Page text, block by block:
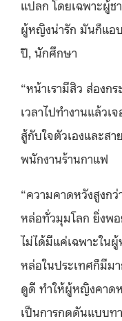
แปลก โดยเฉพาะผู้
ผู้หญิงน่ารัก มันก็แอ
ปี, นักศึกษา
“หน้าเรามีสิว ส่องก
เวลาไปทำงานแล้ว
สู้กับใจตัวเองและส
พนักงานร้านกาแฟ
“ความคาดหวังสูงก
หล่อทั่วมุมโลก ยิ่งพ
ไม่ได้มีแค่เฉพาะใน
หล่อในประเทศก็มีม
ดูดี ทำให้ผู้หญิงคาด
เป็นการกดดันแบบท